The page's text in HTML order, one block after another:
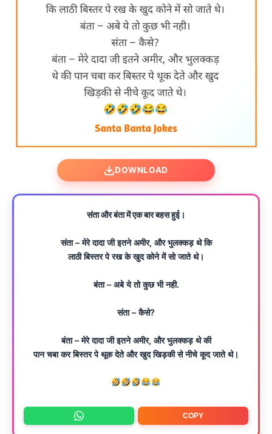
DOWNLOAD
संता और बंता में एक बार बहस हुई।
संता – मेरे दादा जी इतने अमीर, और भुलक्कड़ थे कि
लाठी बिस्तर पे रख के खुद कोने में सो जाते थे।
बंता – अबे ये तो कुछ भी नही.
संता – कैसे?
बंता – मेरे दादा जी इतने अमीर, और भुलक्कड़ थे की
पान चबा कर बिस्तर पे थूक देते और खुद खिड़की से नीचे कूद जाते थे।
COPY